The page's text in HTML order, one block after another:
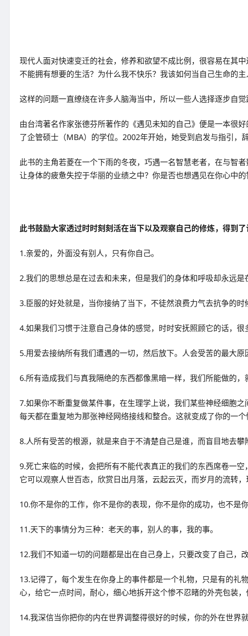
现代人面对快速变迁的社会，修养和欲望不成比例，很容易在其
不能拥有想要的生活？为什么我不快乐？我该如何当自己生命的主
这样的问题一直缭绕在许多人脑海当中，所以一些人选择逐步自
由台湾著名作家张德芬所著作的《遇见未知的自己》便是一本很
了企管硕士（MBA）的学位。2002年开始，她受到启发与指引，
此书的主角若菱在一个下雨的冬夜，巧遇一名智慧老者，在与智
让身体的疲惫失控于华丽的业绩之中？你是否也想遇见在你心中
此书鼓励大家透过时时刻刻活在当下以及观察自己的修炼，得到
1.亲爱的，外面没有别人，只有你自己。
2.我们的思想总是在过去和未来，但是我们的身体和呼吸却永远是
3.臣服的好处就是，当你接纳了当下，不徒然浪费力气去抗争的
4.如果我们习惯于注意自己身体的感觉，时时安抚照顾它的话，很
5.用爱去接纳所有我们遭遇的一切，然后放下。人会受苦的最大原
6.所有造成我们与真我隔绝的东西都像黑暗一样，我们所能做的，
7.如果你不断重复做某件事，在生理学上说，我们某些神经细胞
每天都在重复地为那张神经网络接线和整合。这就变成了你的一个
8.人所有受苦的根源，就是来自于不清楚自己是谁，而盲目地去攀
9.死亡来临的时候，会把所有不能代表真正的我们的东西席卷一
它可以观察人世百态，欣赏日出月落，云起云灭，而岁月的流转，
10.你不是你的工作，你不是你的表现，你不是你的成功，也不是
11.天下的事情分为三种：老天的事，别人的事，我的事。
12.我们不知道一切的问题都是出在自己身上，只要改变了自己，
13.记得了，每个发生在你身上的事件都是一个礼物，只是有的
心，给它一点时间，耐心，细心地拆开这个惨不忍睹的外壳包装
14.我深信当你把你的内在世界调整得很好的时候，你的外在世界